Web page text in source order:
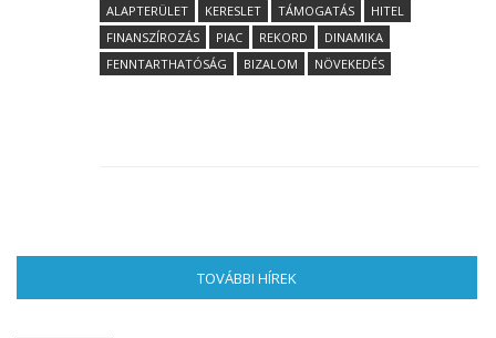
ALAPTERÜLET
KERESLET TÁMOGATÁS
HITEL
FINANSZÍROZÁS
PIAC REKORD
DINAMIKA
FENNTARTHATÓSÁG
BIZALOM NÖVEKEDÉS
TOVÁBBI HÍREK